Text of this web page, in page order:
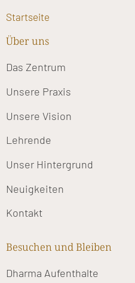
Startseite
Über uns
Das Zentrum
Unsere Praxis
Unsere Vision
Lehrende
Unser Hintergrund
Neuigkeiten
Kontakt
Besuchen und Bleiben
Dharma Aufenthalte